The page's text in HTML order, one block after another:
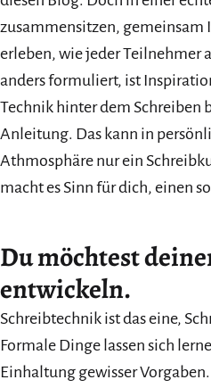
zusammensitzen, gemeinsam
erleben, wie jeder Teilnehmer
anders formuliert, ist
Technik hinter dem Schreiben
Anleitung. Das kann in
Athmosphäre nur ein
macht es Sinn für dich, einen
Du möchtest
entwickeln.
Schreibtechnik ist das eine,
Formale Dinge lassen sich
Einhaltung gewisser